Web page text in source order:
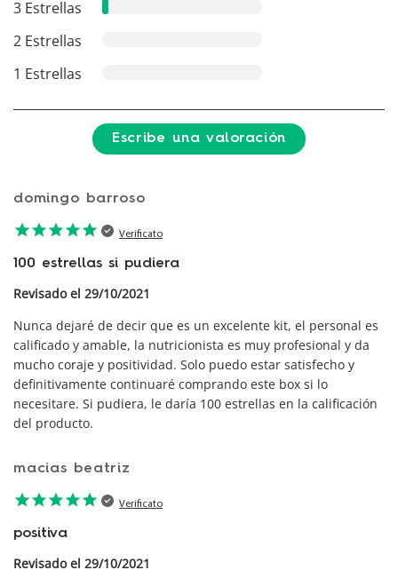
3 Estrellas
2 Estrellas
1 Estrellas
Escribe una valoración
domingo barroso
starstarstarstarstar Verificato
100 estrellas si pudiera
Revisado el 29/10/2021
Nunca dejaré de decir que es un excelente kit, el personal es
calificado y amable, la nutricionista es muy profesional y da
mucho coraje y positividad. Solo puedo estar satisfecho y
definitivamente continuaré comprando este box si lo
necesitare. Si pudiera, le daría 100 estrellas en la calificación
del producto.
macias beatriz
starstarstarstarstar Verificato
positiva
Revisado el 29/10/2021